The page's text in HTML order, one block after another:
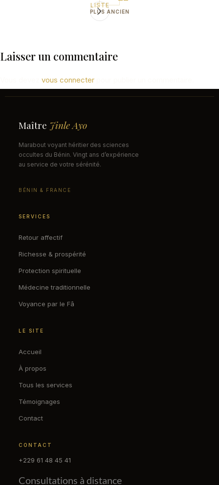
LISTE
PLUS ANCIEN
Laisser un commentaire
vous connecter
Maître Jinle Ayo
Marabout voyant héritier des sciences
occultes du Bénin. Vingt ans d’expérience
au service de votre sérénité.
BÉNIN & FRANCE
SERVICES
Retour affectif
Richesse & prospérité
Protection spirituelle
Médecine traditionnelle
Voyance par le Fâ
LE SITE
Accueil
À propos
Tous les services
Témoignages
Contact
CONTACT
+229 61 48 45 41
Consultations à distance